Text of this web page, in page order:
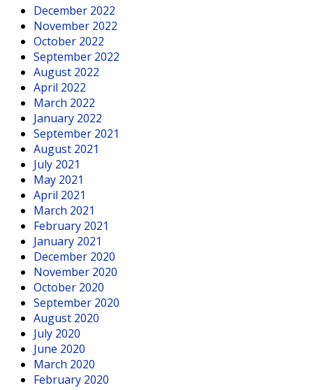
December 2022
November 2022
October 2022
September 2022
August 2022
April 2022
March 2022
January 2022
September 2021
August 2021
July 2021
May 2021
April 2021
March 2021
February 2021
January 2021
December 2020
November 2020
October 2020
September 2020
August 2020
July 2020
June 2020
March 2020
February 2020